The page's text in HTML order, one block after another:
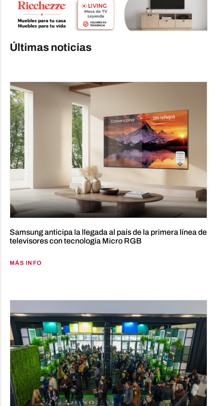
Últimas noticias
Samsung anticipa la llegada al país de la primera línea de
televisores con tecnología Micro RGB
MÁS INFO